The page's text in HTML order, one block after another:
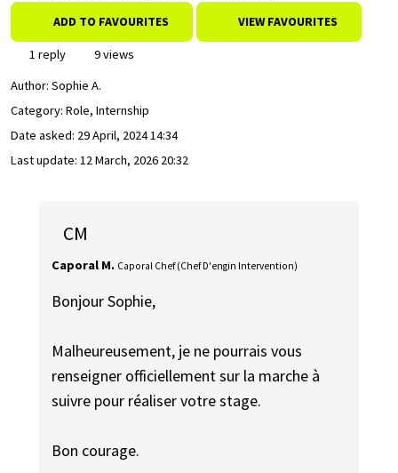
ADD TO FAVOURITES VIEW FAVOURITES
1 reply
9 views
Author: Sophie A.
Category: Role, Internship
Date asked: 29 April, 2024 14:34
Last update: 12 March, 2026 20:32
CM
Caporal M. Caporal Chef (Chef D'engin Intervention)
Bonjour Sophie,
Malheureusement, je ne pourrais vous
renseigner officiellement sur la marche à
suivre pour réaliser votre stage.
Bon courage.